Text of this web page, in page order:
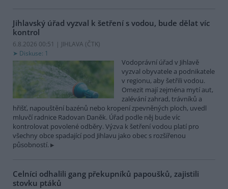
Jihlavský úřad vyzval k šetření s vodou, bude dělat víc
kontrol
6.8.2026 00:51 | JIHLAVA (ČTK)
Diskuse: 1
Vodoprávní úřad v Jihlavě
vyzval obyvatele a podnikatele
v regionu, aby šetřili vodou.
Omezit mají zejména mytí aut,
zalévání zahrad, trávníků a
hřišť, napouštění bazénů nebo kropení zpevněných ploch, uvedl
mluvčí radnice Radovan Daněk. Úřad podle něj bude víc
kontrolovat povolené odběry. Výzva k šetření vodou platí pro
všechny obce spadající pod Jihlavu jako obec s rozšířenou
působností.
Celníci odhalili gang překupníků papoušků, zajistili
stovku ptáků